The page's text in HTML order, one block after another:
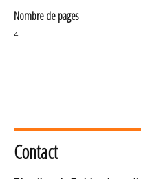
Nombre de pages
4
Contact